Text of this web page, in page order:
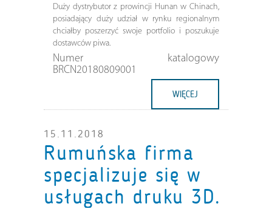
Duży dystrybutor z prowincji Hunan w Chinach,
posiadający duży udział w rynku regionalnym
chciałby poszerzyć swoje portfolio i poszukuje
dostawców piwa.
Numer katalogowy
BRCN20180809001
WIĘCEJ
15.11.2018
Rumuńska firma
specjalizuje się w
usługach druku 3D.